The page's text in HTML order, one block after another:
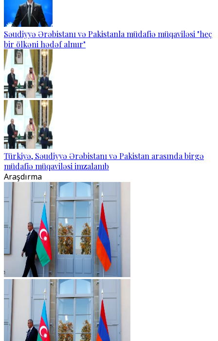
Səudiyyə Ərəbistanı və Pakistanla müdafiə müqaviləsi "heç
bir ölkəni hədəf almır"
Türkiyə, Səudiyyə Ərəbistanı və Pakistan arasında birgə
müdafiə müqaviləsi imzalanıb
Araşdırma